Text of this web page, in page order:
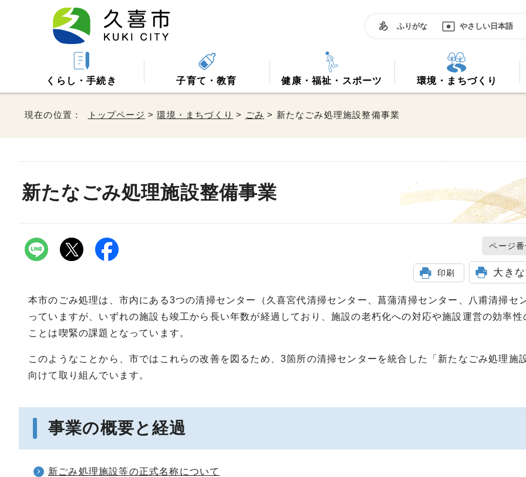
ふりがな やさしい日本語
くらし・手続き 子育て・教育 健康・福祉・スポーツ 環境・まちづくり
現在の位置： トップページ >環境・まちづくり > ごみ > 新たなごみ処理施設整備事業
新たなごみ処理施設整備事業
ページ
印刷 大き
本市のごみ処理は、市内にある3つの清掃センター（久喜宮代清掃センター、菖蒲清掃センター、八甫清掃セ
っていますが、いずれの施設も竣工から長い年数が経過しており、施設の老朽化への対応や施設運営の効率性
ことは喫緊の課題となっています。
このようなことから、市ではこれらの改善を図るため、3箇所の清掃センターを統合した「新たなごみ処理施
向けて取り組んでいます。
事業の概要と経過
新ごみ処理施設等の正式名称について